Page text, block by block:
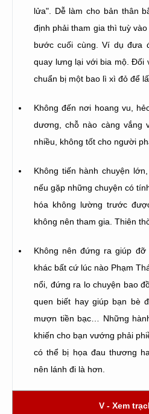
lửa". Dễ làm cho bản thân
định phải tham gia thì tuỳ
bước cuối cùng. Ví dụ đưa
quay lưng lại với bia mộ. Đối
chuẩn bị một bao lì xì đỏ để
Không đến nơi hoang vu,
dương, chỗ nào càng vắng
nhiều, không tốt cho người
Không tiến hành chuyện
nếu gặp những chuyện có
hóa không lường trước
không nên tham gia. Thiên
Không nên đứng ra giúp
khác bất cứ lúc nào Phạm
nổi, đứng ra lo chuyện bao
quen biết hay giúp bạn bè
mượn tiền bạc… Những
khiến cho bạn vướng phải
có thể bị họa đau thương
nên lánh đi là hơn.
V - Xem